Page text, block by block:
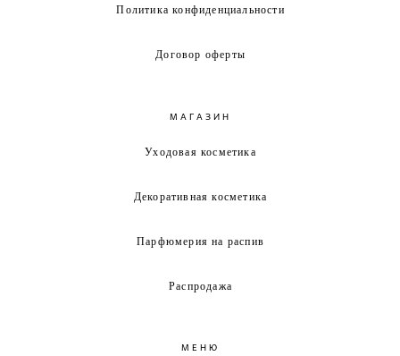
Политика конфиденциальности
Договор оферты
МАГАЗИН
Уходовая косметика
Декоративная косметика
Парфюмерия на распив
Распродажа
МЕНЮ